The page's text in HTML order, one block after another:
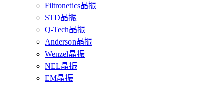
Filtronetics晶振
STD晶振
Q-Tech晶振
Anderson晶振
Wenzel晶振
NEL晶振
EM晶振